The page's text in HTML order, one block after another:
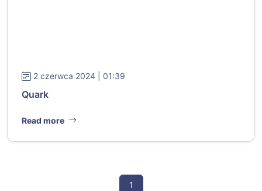
2 czerwca 2024 | 01:39
Quark
Read more
1